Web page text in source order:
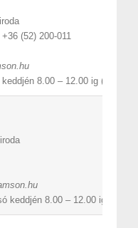
+36 (52) 200-011
8.00 – 12.00 ig
keddjén 8.00 – 12.00 ig